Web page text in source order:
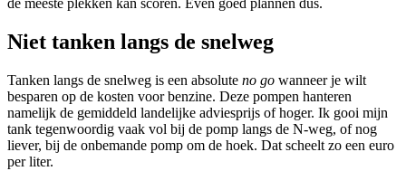
de meeste plekken kan scoren. Even goed plannen dus.
Niet tanken langs de snelweg
Tanken langs de snelweg is een absolute no go wanneer je wilt
besparen op de kosten voor benzine. Deze pompen hanteren
namelijk de gemiddeld landelijke adviesprijs of hoger. Ik gooi mijn
tank tegenwoordig vaak vol bij de pomp langs de N-weg, of nog
liever, bij de onbemande pomp om de hoek. Dat scheelt zo een euro
per liter.